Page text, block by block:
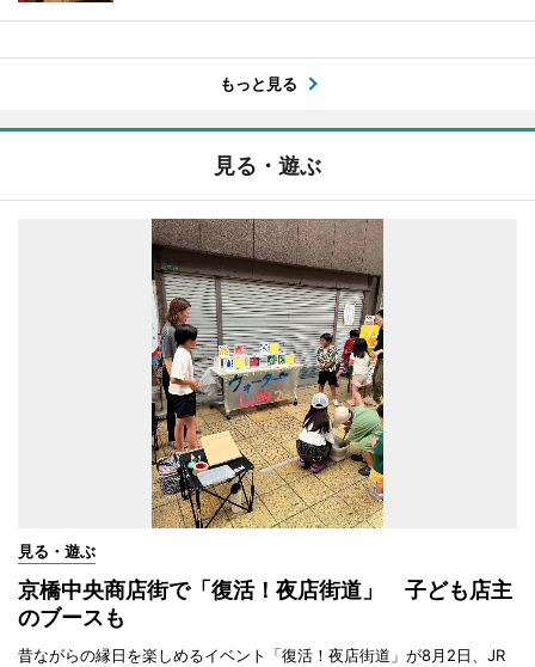
もっと見る
見る・遊ぶ
見る・遊ぶ
京橋中央商店街で「復活！夜店街道」 子ども店主
のブースも
昔ながらの縁日を楽しめるイベント「復活！夜店街道」が8月2日、JR